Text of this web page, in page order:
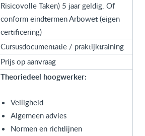
Risicovolle Taken) 5 jaar geldig. Of
conform eindtermen Arbowet (eigen
certificering)
Cursusdocumentatie / praktijktraining
Prijs op aanvraag
Theoriedeel hoogwerker:
Veiligheid
Algemeen advies
Normen en richtlijnen